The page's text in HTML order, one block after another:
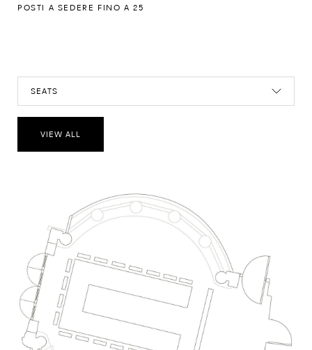
POSTI A SEDERE FINO A 25
SEATS
VIEW ALL